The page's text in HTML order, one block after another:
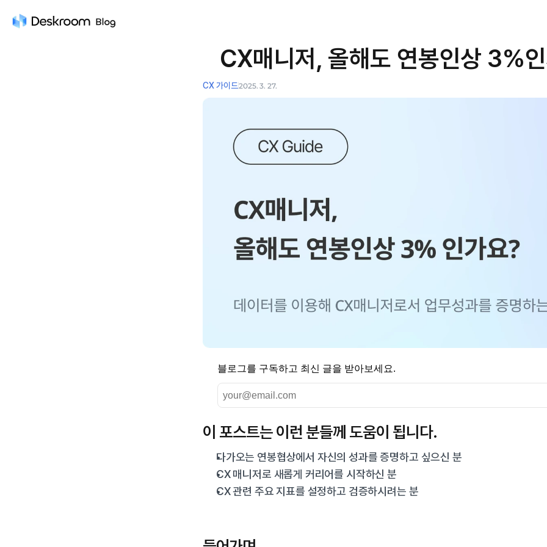
CX매니저, 올해도 연봉인상 3%
CX 가이드2025. 3. 27.
블로그를 구독하고 최신 글을 받아보세요.
이 포스트는 이런 분들께 도움이 됩니다.
다가오는 연봉협상에서 자신의 성과를 증명하고 싶으신 분
CX 매니저로 새롭게 커리어를 시작하신 분
CX 관련 주요 지표를 설정하고 검증하시려는 분